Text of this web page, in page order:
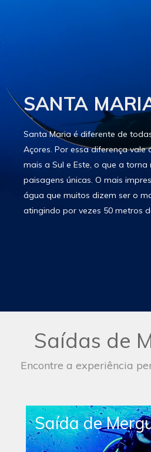
SANTA
Santa Maria é diferente de
Açores. Por essa diferença vale
mais a Sul e Este, o que a
paisagens únicas. O mais
água que muitos dizem ser o
atingindo por vezes 50 metros
Saídas de
Encontre a experiência
Saída de
Simples